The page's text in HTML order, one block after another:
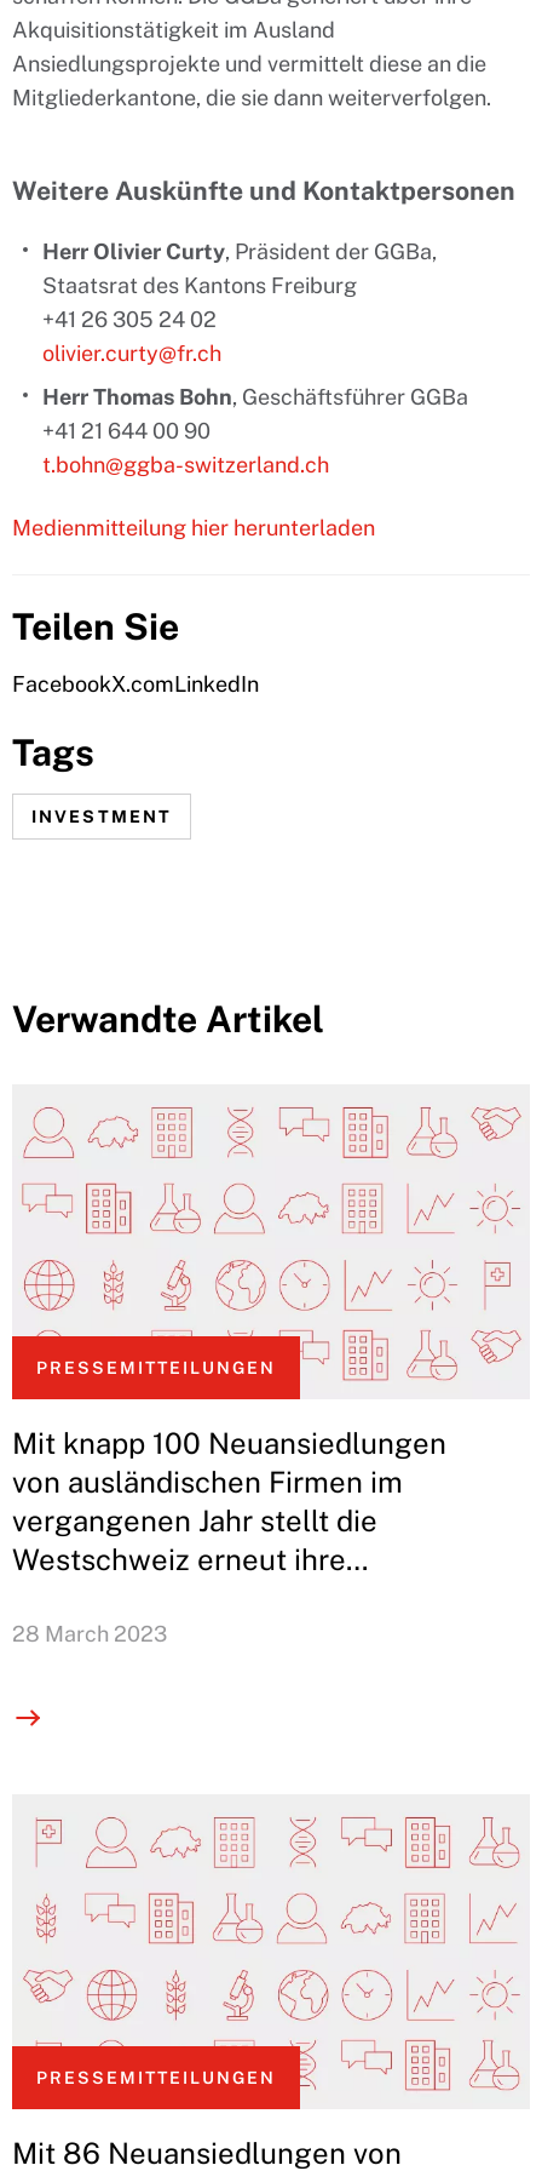
Akquisitionstätigkeit im Ausland
Ansiedlungsprojekte und vermittelt diese an die
Mitgliederkantone, die sie dann weiterverfolgen.
Weitere Auskünfte und Kontaktpersonen
Herr Olivier Curty, Präsident der GGBa,
Staatsrat des Kantons Freiburg
+41 26 305 24 02
olivier.curty@fr.ch
Herr Thomas Bohn, Geschäftsführer GGBa
+41 21 644 00 90
t.bohn@ggba-switzerland.ch
Medienmitteilung hier herunterladen
Teilen Sie
FacebookX.comLinkedIn
Tags
INVESTMENT
Verwandte Artikel
PRESSEMITTEILUNGEN
Mit knapp 100 Neuansiedlungen
von ausländischen Firmen im
vergangenen Jahr stellt die
Westschweiz erneut ihre
schwierigen internationalen
28 March 2023
PRESSEMITTEILUNGEN
Mit 86 Neuansiedlungen von